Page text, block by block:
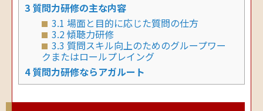
3 質問力研修の主な内容
3.1 場面と目的に応じた質問の仕方
3.2傾聴力研修
3.3 質問スキル向上のためのグループワー
クまたはロールプレイング
4質問力研修ならアガルート